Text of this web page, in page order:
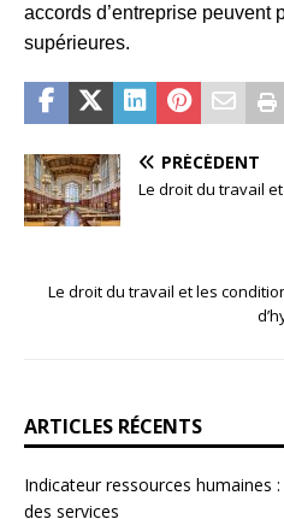
accords d’entreprise peuvent
supérieures.
PRÉCÉDENT
Le droit du travail
Le droit du travail et les
ARTICLES RÉCENTS
Indicateur ressources humaines
des services